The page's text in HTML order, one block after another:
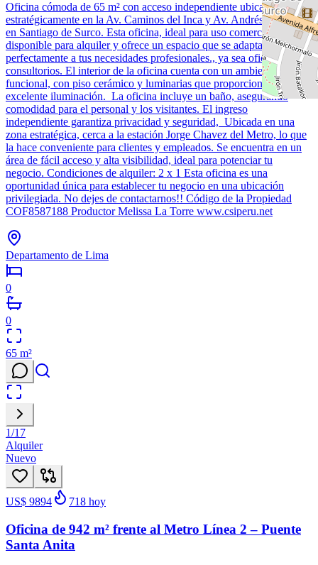
Oficina cómoda de 65 m² con acceso independiente ubicada
estratégicamente en la Av. Caminos del Inca y Av. Andrés Tinoco,
en Santiago de Surco. Esta oficina, ideal para uso comercial, está
disponible para alquiler y ofrece un espacio que se adapta
perfectamente a tus necesidades profesionales., ya sea oficina o
consultorios. El interior de la oficina cuenta con un ambiente
funcional, con piso cerámico y luminarias que proporcionan una
excelente iluminación. La oficina incluye un baño, asegurando
comodidad para el personal y los visitantes. El ingreso
independiente garantiza privacidad y seguridad, Ubicada en una
zona estratégica, cerca a la estación Jorge Chavez del Metro, lo que
la hace conveniente para clientes y empleados. Se encuentra en un
área de fácil acceso y alta visibilidad, ideal para potenciar tu
negocio. Condiciones de alquiler: 2 x 1 Esta oficina es una
oportunidad única para establecer tu negocio en una ubicación
privilegiada. No dejes de contactarnos!! Código de la Propiedad
COF8587188 Productor Melissa La Torre www.csiperu.net
Departamento de Lima
0
0
65 m²
1/17
Alquiler
Nuevo
US$ 9894 718 hoy
Oficina de 942 m² frente al Metro Línea 2 – Puente
Santa Anita